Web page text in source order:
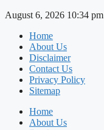
Skip
content
August 6, 2026 10:34 pm
Home
About Us
Disclaimer
Contact Us
Privacy Policy
Sitemap
Home
About Us